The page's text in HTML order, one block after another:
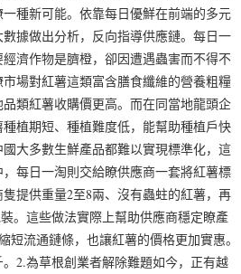
種新可能。依靠每日優鮮在前端的多元
據做出分析，反向指導供應鏈。每日一
濟作物是臍橙，卻因遭遇蟲害而不得不
場對紅薯這類富含膳食纖維的營養粗糧
類紅薯收購價更高。而在同當地龍頭企
植期短、種植難度低，能幫助種植戶快
大多數生鮮產品都難以實現標準化，這
每日一淘則交給瞭供應商一套將紅薯標
提供重量2至8兩、沒有蟲蛀的紅薯，再
。這些做法實際上幫助供應商穩定瞭產
流通鏈條，也讓紅薯的價格更加實惠。
2.為草根創業者解除難題如今，正有越